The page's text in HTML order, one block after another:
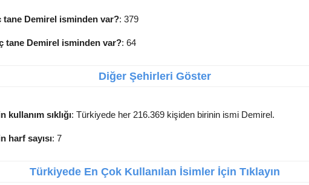
tane Demirel isminden var?: 379
tane Demirel isminden var?: 64
Diğer Şehirleri Göster
kullanım sıklığı: Türkiyede her 216.369 kişiden birinin ismi Demirel.
harf sayısı: 7
Türkiyede En Çok Kullanılan İsimler İçin Tıklayın